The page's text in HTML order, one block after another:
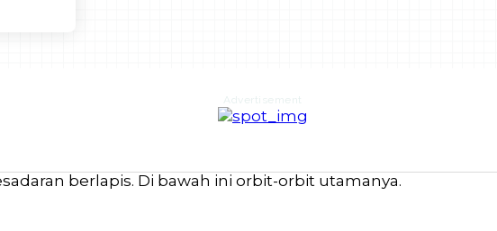
Advertisement
berlapis. Di bawah ini orbit-orbit utamanya.